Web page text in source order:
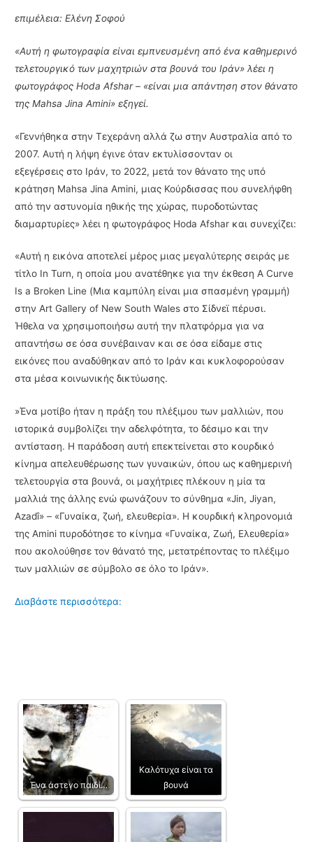
επιμέλεια: Ελένη Σοφού
«Αυτή η φωτογραφία είναι εμπνευσμένη από ένα καθημερινό
τελετουργικό των μαχητριών στα βουνά του Ιράν» λέει η
φωτογράφος Hoda Afshar – «είναι μια απάντηση στον θάνατο
της Mahsa Jina Amini» εξηγεί.
«Γεννήθηκα στην Τεχεράνη αλλά ζω στην Αυστραλία από το
2007. Αυτή η λήψη έγινε όταν εκτυλίσσονταν οι
εξεγέρσεις στο Ιράν, το 2022, μετά τον θάνατο της υπό
κράτηση Mahsa Jina Amini, μιας Κούρδισσας που συνελήφθη
από την αστυνομία ηθικής της χώρας, πυροδοτώντας
διαμαρτυρίες» λέει η φωτογράφος Hoda Afshar και συνεχίζει:
«Αυτή η εικόνα αποτελεί μέρος μιας μεγαλύτερης σειράς με
τίτλο In Turn, η οποία μου ανατέθηκε για την έκθεση A Curve
Is a Broken Line (Μια καμπύλη είναι μια σπασμένη γραμμή)
στην Art Gallery of New South Wales στο Σίδνεϊ πέρυσι.
Ήθελα να χρησιμοποιήσω αυτή την πλατφόρμα για να
απαντήσω σε όσα συνέβαιναν και σε όσα είδαμε στις
εικόνες που αναδύθηκαν από το Ιράν και κυκλοφορούσαν
στα μέσα κοινωνικής δικτύωσης.
»Ένα μοτίβο ήταν η πράξη του πλέξιμου των μαλλιών, που
ιστορικά συμβολίζει την αδελφότητα, το δέσιμο και την
αντίσταση. Η παράδοση αυτή επεκτείνεται στο κουρδικό
κίνημα απελευθέρωσης των γυναικών, όπου ως καθημερινή
τελετουργία στα βουνά, οι μαχήτριες πλέκουν η μία τα
μαλλιά της άλλης ενώ φωνάζουν το σύνθημα «Jin, Jiyan,
Azadî» – «Γυναίκα, ζωή, ελευθερία». Η κουρδική κληρονομιά
της Amini πυροδότησε το κίνημα «Γυναίκα, Ζωή, Ελευθερία»
που ακολούθησε τον θάνατό της, μετατρέποντας το πλέξιμο
των μαλλιών σε σύμβολο σε όλο το Ιράν».
Διαβάστε περισσότερα:
Ένα άστεγο παιδί…
Kαλότυχα είναι τα
βουνά